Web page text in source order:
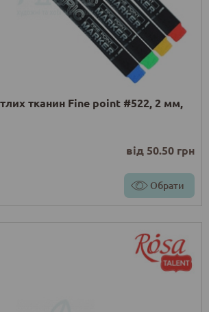
тканин Fine point #522, 2 мм,
від 50.50 грн
Обрати